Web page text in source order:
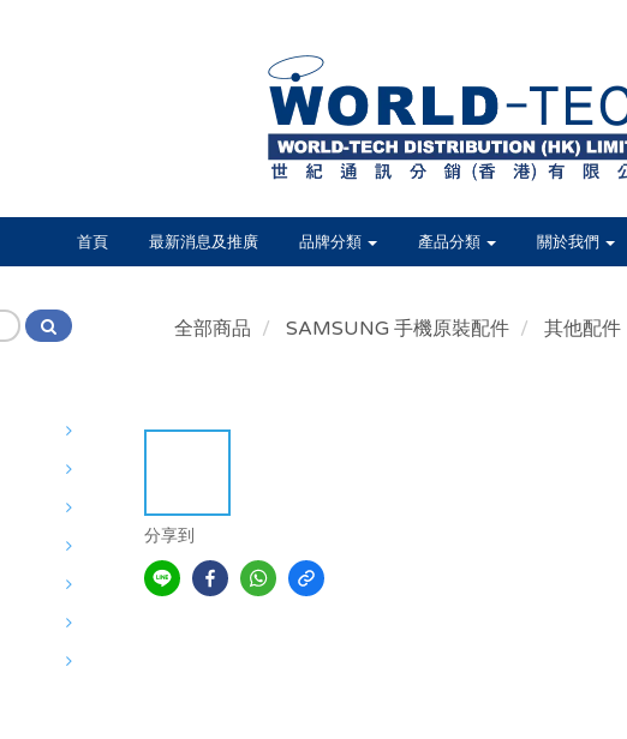
首頁 最新消息及推廣 品牌分類 產品分類 關於我們
全部商品 SAMSUNG 手機原裝配件 其他配件
分享到